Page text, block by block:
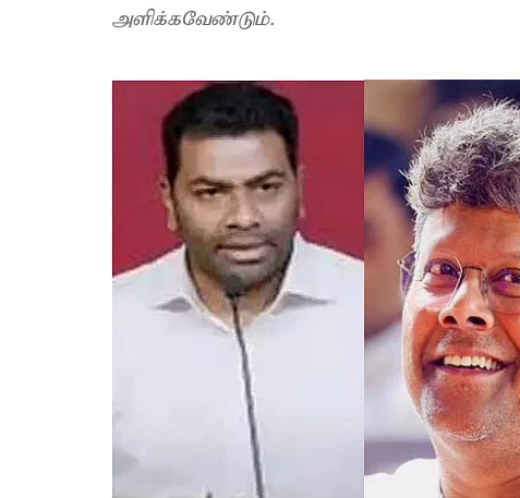
அளிக்கவேண்டும்.